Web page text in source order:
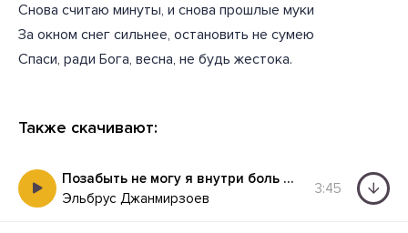
Снова считаю минуты, и снова прошлые муки
За окном снег сильнее, остановить не сумею
Спаси, ради Бога, весна, не будь жестока.
Также скачивают:
Позабыть не могу я внутри боль разлуки
Эльбрус Джанмирзоев
3:45